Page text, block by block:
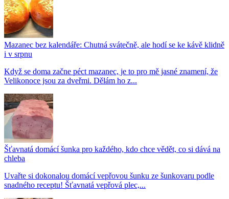
Mazanec bez kalendáře: Chutná svátečně, ale hodí se ke kávě klidně
i v srpnu
Když se doma začne péct mazanec, je to pro mě jasné znamení, že
Velikonoce jsou za dveřmi. Dělám ho z...
Šťavnatá domácí šunka pro každého, kdo chce vědět, co si dává na
chleba
Uvařte si dokonalou domácí vepřovou šunku ze šunkovaru podle
snadného receptu! Šťavnatá vepřová plec,...